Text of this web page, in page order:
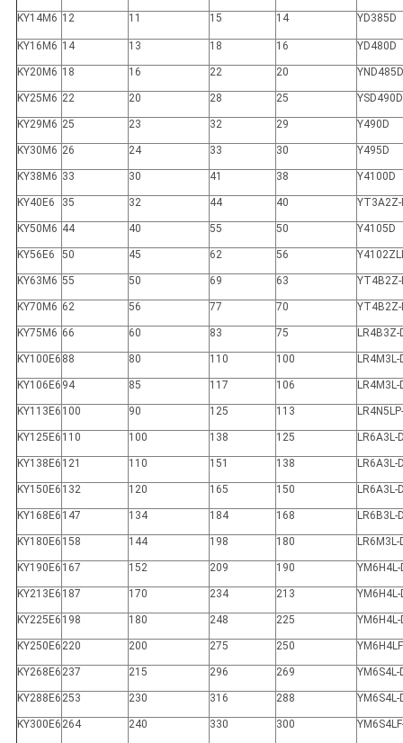
KY14M6 12 11 15 14 YD385D
KY16M6 14 13 18 16 YD480D
KY20M6 18 16 22 20 YND485D
KY25M6 22 20 28 25 YSD490D
KY29M6 25 23 32 29 Y490D
KY30M6 26 24 33 30 Y495D
KY38M6 33 30 41 38 Y4100D
KY40E6 35 32 44 40 YT3A2Z-
KY50M6 44 40 55 50 Y4105D
KY56E6 50 45 62 56
KY63M6 55 50 69 63 YT4B2Z-
KY70M6 62 56 77 70 YT4B2Z-
KY75M6 66 60 83 75 LR4B3Z-
KY100E6 88 80 110 100 LR4M3L-
KY106E6 94 85 117 106 LR4M3L-
KY113E6 100 90 125 113
KY125E6 110 100 138 125 LR6A3L-
KY138E6 121 110 151 138 LR6A3L-
KY150E6 132 120 165 150 LR6A3L-
KY168E6 147 134 184 168 LR6B3L-
KY180E6 158 144 198 180 LR6M3L-
KY190E6 167 152 209 190 YM6H4L-
KY213E6 187 170 234 213 YM6H4L-
KY225E6 198 180 248 225 YM6H4L-
KY250E6 220 200 275 250
KY268E6 237 215 296 269 YM6S4L-
KY288E6 253 230 316 288 YM6S4L-
KY300E6 264 240 330 300